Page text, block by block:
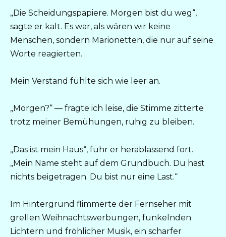
„Die Scheidungspapiere. Morgen bist du weg“,
sagte er kalt. Es war, als wären wir keine
Menschen, sondern Marionetten, die nur auf seine
Worte reagierten.
Mein Verstand fühlte sich wie leer an.
„Morgen?“ — fragte ich leise, die Stimme zitterte
trotz meiner Bemühungen, ruhig zu bleiben.
„Das ist mein Haus“, fuhr er herablassend fort.
„Mein Name steht auf dem Grundbuch. Du hast
nichts beigetragen. Du bist nur eine Last.“
Im Hintergrund flimmerte der Fernseher mit
grellen Weihnachtswerbungen, funkelnden
Lichtern und fröhlicher Musik, ein scharfer